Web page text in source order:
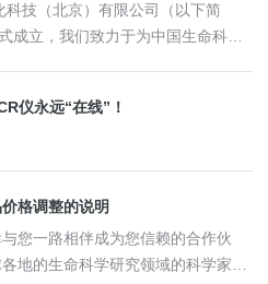
科技（北京）有限公司（以下简
成立，我们致力于为中国生命科学
和突破，进而推动中国生命科学研
仪永远“在线”！
格调整的说明
您一路相伴成为您信赖的合作伙
地的生命科学研究领域的科学家，